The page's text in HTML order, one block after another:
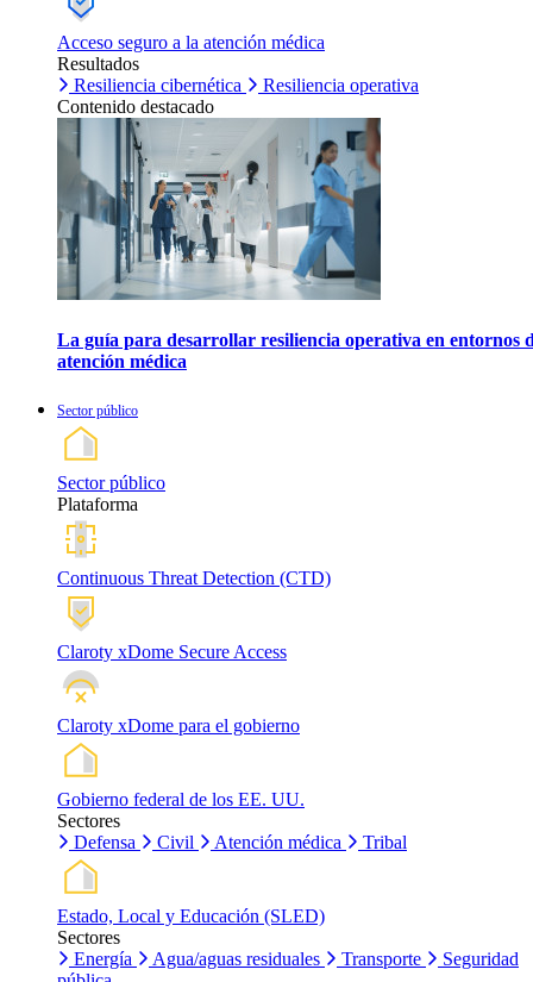
Acceso seguro a la atención médica
Resultados
Resiliencia cibernética
Resiliencia operativa
Contenido destacado
La guía para desarrollar resiliencia operativa en entornos
atención médica
Sector público
Sector público
Plataforma
Continuous Threat Detection (CTD)
Claroty xDome Secure Access
Claroty xDome para el gobierno
Gobierno federal de los EE. UU.
Sectores
Defensa
Civil Atención médica Tribal
Estado, Local y Educación (SLED)
Sectores
Energía
Agua/aguas residuales Transporte
Seguridad